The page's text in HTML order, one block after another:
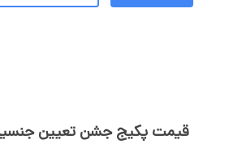
قیمت پکیج جشن تعیین جنسیت |